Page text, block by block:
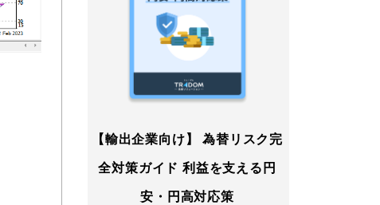
【輸出企業向け】 為替リスク完
全対策ガイド 利益を支える円
安・円高対応策